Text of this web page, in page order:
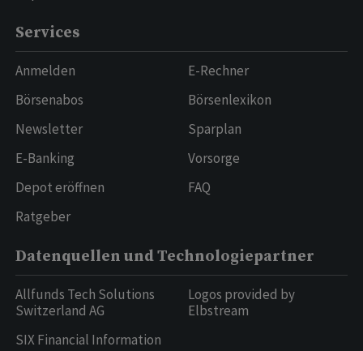
Services
Anmelden
Börsenabos
Newsletter
E-Banking
Depot eröffnen
Ratgeber
E-Rechner
Börsenlexikon
Sparplan
Vorsorge
FAQ
Datenquellen und Technologiepartner
Allfunds Tech Solutions
Switzerland AG
SIX Financial Information
Logos provided by
Elbstream